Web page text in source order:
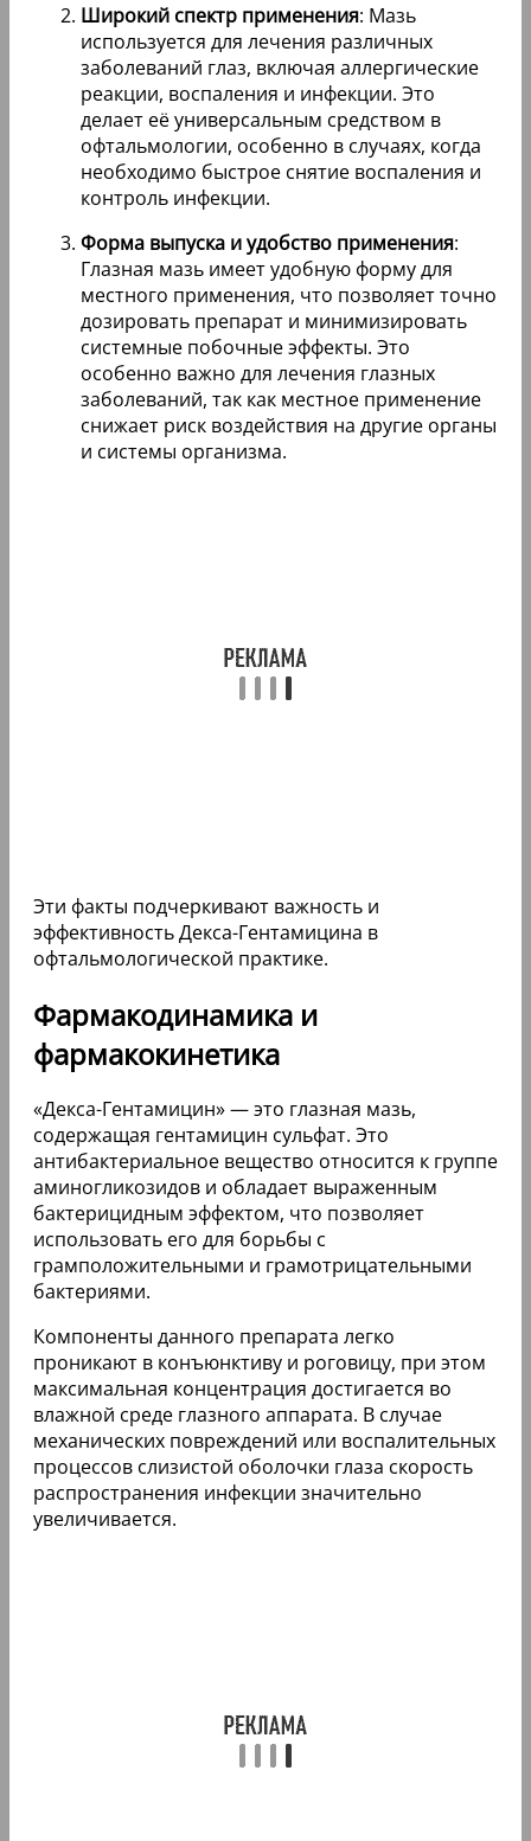
Широкий спектр применения: Мазь
используется для лечения различных
заболеваний глаз, включая аллергические
реакции, воспаления и инфекции. Это
делает её универсальным средством в
офтальмологии, особенно в случаях, когда
необходимо быстрое снятие воспаления и
контроль инфекции.
Форма выпуска и удобство применения:
Глазная мазь имеет удобную форму для
местного применения, что позволяет точно
дозировать препарат и минимизировать
системные побочные эффекты. Это
особенно важно для лечения глазных
заболеваний, так как местное применение
снижает риск воздействия на другие органы
и системы организма.
Эти факты подчеркивают важность и
эффективность Декса-Гентамицина в
офтальмологической практике.
Фармакодинамика и
фармакокинетика
«Декса-Гентамицин» — это глазная мазь,
содержащая гентамицин сульфат. Это
антибактериальное вещество относится к группе
аминогликозидов и обладает выраженным
бактерицидным эффектом, что позволяет
использовать его для борьбы с
грамположительными и грамотрицательными
бактериями.
Компоненты данного препарата легко
проникают в конъюнктиву и роговицу, при этом
максимальная концентрация достигается во
влажной среде глазного аппарата. В случае
механических повреждений или воспалительных
процессов слизистой оболочки глаза скорость
распространения инфекции значительно
увеличивается.